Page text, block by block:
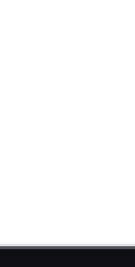
günstiger sein?
und voll